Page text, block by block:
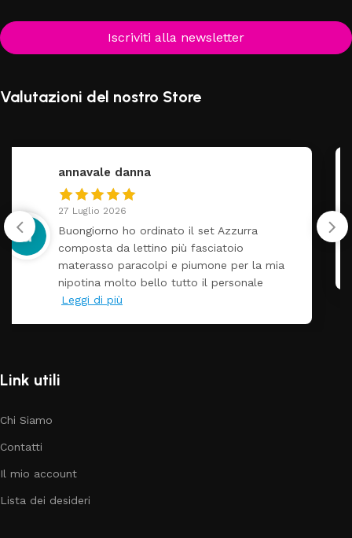
Iscriviti alla newsletter
Valutazioni del nostro Store
federica
24 Luglio 2026
Tutti perfetto! Ho ordinato un lettino che é
arrivato ben imballato dopo pochi giorni.
Prezzo ottimi rispetto la concorrenza
Link utili
Chi Siamo
Contatti
Il mio account
Lista dei desideri